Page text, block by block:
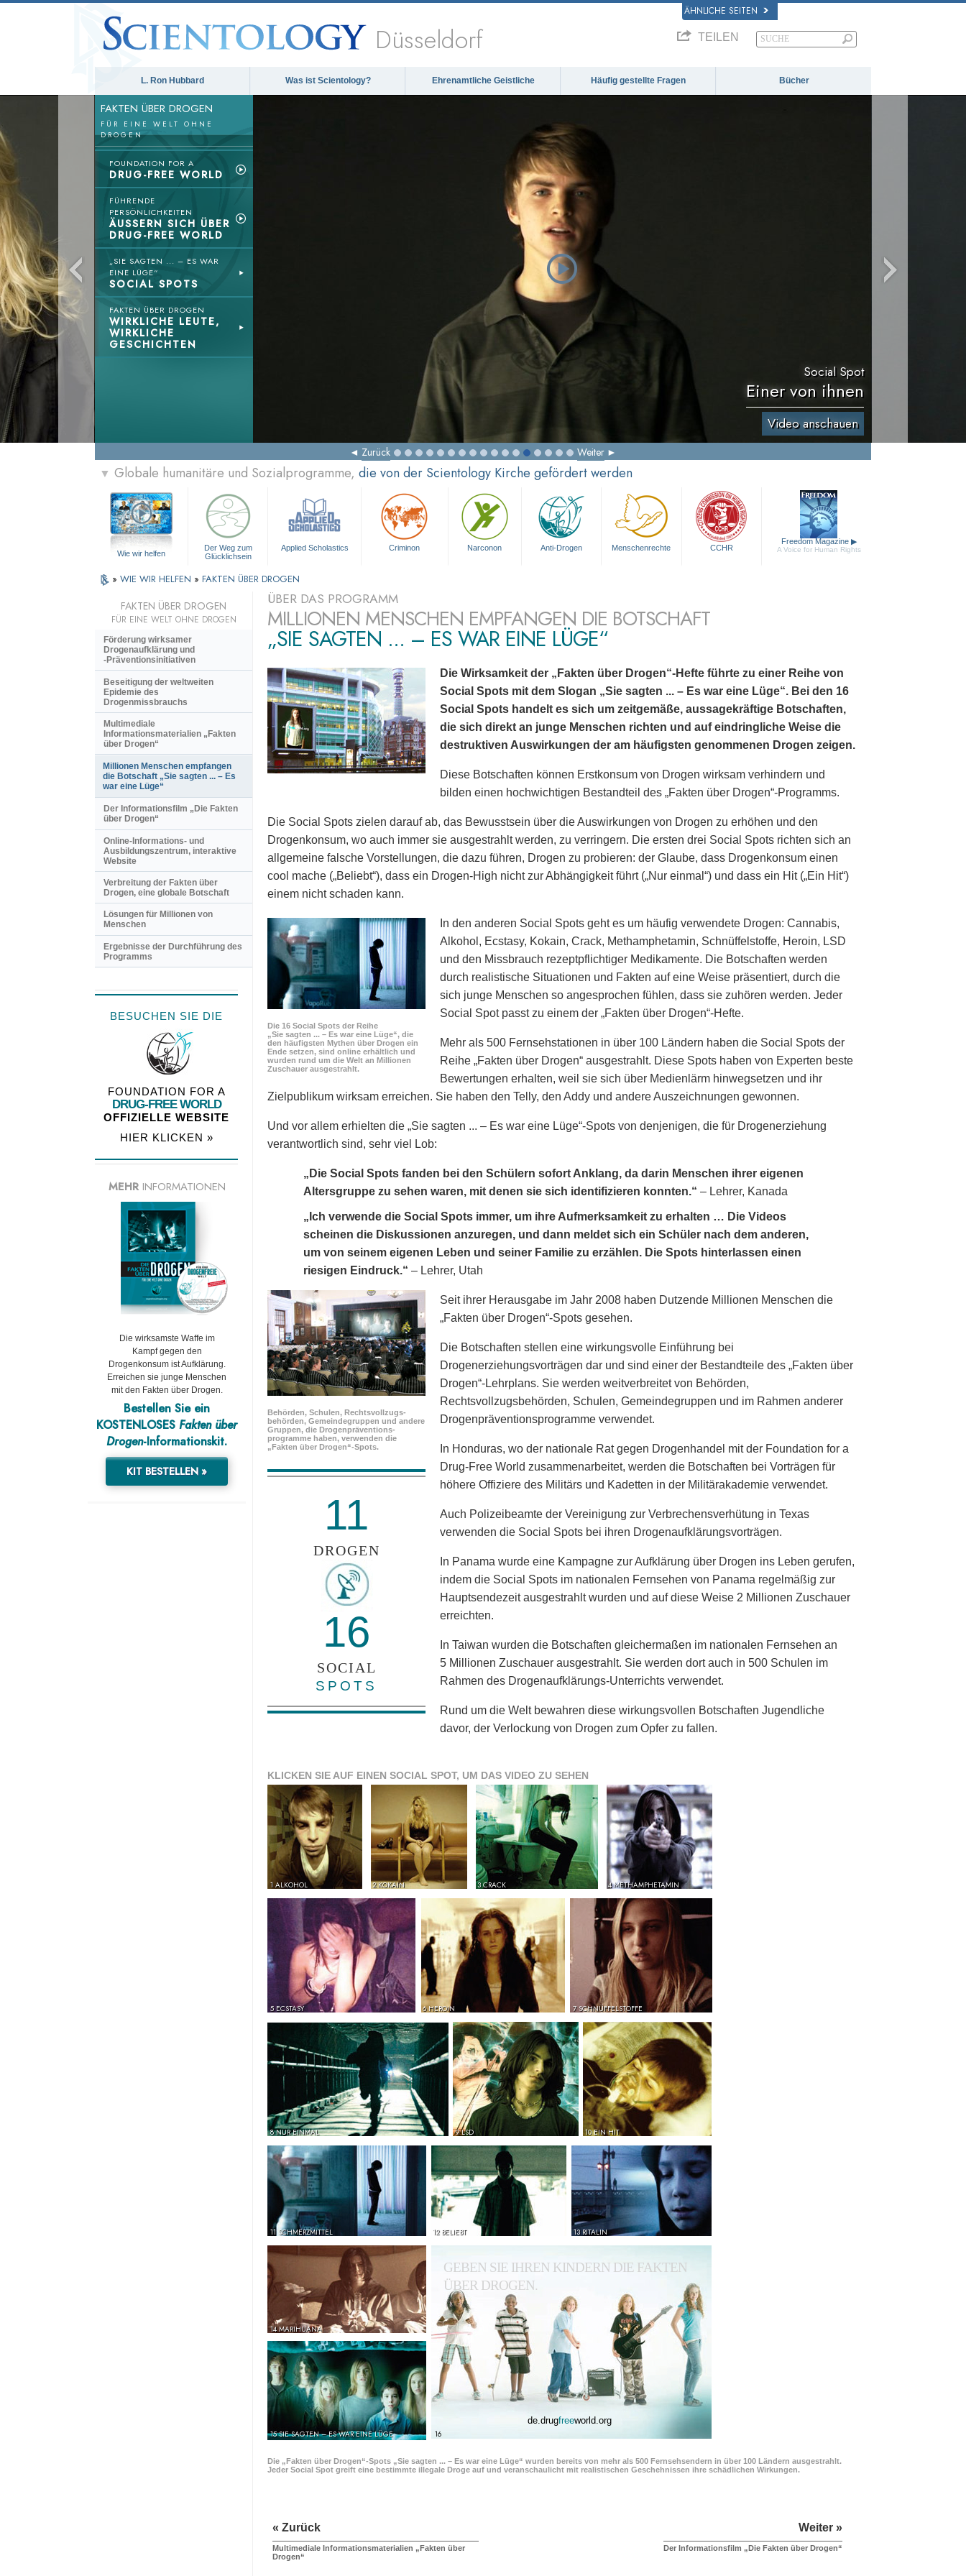
ÄHNLICHE SEITEN
Düsseldorf TEILEN
L. Ron Hubbard Was ist Scientology? Ehrenamtliche Geistliche Häufig gestellte Fragen Bücher
FAKTEN ÜBER DROGEN
FÜR EINE WELT OHNE
DROGEN
FOUNDATION FOR A
DRUG-FREE WORLD
FÜHRENDE
PERSÖNLICHKEITEN
ÄUSSERN SICH ÜBER
DRUG-FREE WORLD
„SIE SAGTEN ... – ES WAR
EINE LÜGE“
SOCIAL SPOTS
FAKTEN ÜBER DROGEN
WIRKLICHE LEUTE,
WIRKLICHE
GESCHICHTEN
Social Spot
Einer von ihnen
Video anschauen
Zurück Weiter
▼ Globale humanitäre und Sozialprogramme, die von der Scientology Kirche gefördert werden
Wie wir helfen
Der Weg zum
Glücklichsein
Applied Scholastics Criminon Narconon Anti-Drogen Menschenrechte CCHR
Freedom Magazine ▶
A Voice for Human Rights
» WIE WIR HELFEN » FAKTEN ÜBER DROGEN
ÜBER DAS PROGRAMM
MILLIONEN MENSCHEN EMPFANGEN DIE BOTSCHAFT
„SIE SAGTEN ... – ES WAR EINE LÜGE“
Die Wirksamkeit der „Fakten über Drogen“-Hefte führte zu einer Reihe von
Social Spots mit dem Slogan „Sie sagten ... – Es war eine Lüge“. Bei den 16
Social Spots handelt es sich um zeitgemäße, aussagekräftige Botschaften,
die sich direkt an junge Menschen richten und auf eindringliche Weise die
destruktiven Auswirkungen der am häufigsten genommenen Drogen zeigen.
Diese Botschaften können Erstkonsum von Drogen wirksam verhindern und
bilden einen hochwichtigen Bestandteil des „Fakten über Drogen“-Programms.
Die Social Spots zielen darauf ab, das Bewusstsein über die Auswirkungen von Drogen zu erhöhen und den
Drogenkonsum, wo auch immer sie ausgestrahlt werden, zu verringern. Die ersten drei Social Spots richten sich an
allgemeine falsche Vorstellungen, die dazu führen, Drogen zu probieren: der Glaube, dass Drogenkonsum einen
cool mache („Beliebt“), dass ein Drogen-High nicht zur Abhängigkeit führt („Nur einmal“) und dass ein Hit („Ein Hit“)
einem nicht schaden kann.
Die 16 Social Spots der Reihe
„Sie sagten ... – Es war eine Lüge“, die
den häufigsten Mythen über Drogen ein
Ende setzen, sind online erhältlich und
wurden rund um die Welt an Millionen
Zuschauer ausgestrahlt.
In den anderen Social Spots geht es um häufig verwendete Drogen: Cannabis,
Alkohol, Ecstasy, Kokain, Crack, Methamphetamin, Schnüffelstoffe, Heroin, LSD
und den Missbrauch rezeptpflichtiger Medikamente. Die Botschaften werden
durch realistische Situationen und Fakten auf eine Weise präsentiert, durch die
sich junge Menschen so angesprochen fühlen, dass sie zuhören werden. Jeder
Social Spot passt zu einem der „Fakten über Drogen“-Hefte.
Mehr als 500 Fernsehstationen in über 100 Ländern haben die Social Spots der
Reihe „Fakten über Drogen“ ausgestrahlt. Diese Spots haben von Experten beste
Bewertungen erhalten, weil sie sich über Medienlärm hinwegsetzen und ihr
Zielpublikum wirksam erreichen. Sie haben den Telly, den Addy und andere Auszeichnungen gewonnen.
Und vor allem erhielten die „Sie sagten ... – Es war eine Lüge“-Spots von denjenigen, die für Drogenerziehung
verantwortlich sind, sehr viel Lob:
„Die Social Spots fanden bei den Schülern sofort Anklang, da darin Menschen ihrer eigenen
Altersgruppe zu sehen waren, mit denen sie sich identifizieren konnten.“ – Lehrer, Kanada
„Ich verwende die Social Spots immer, um ihre Aufmerksamkeit zu erhalten … Die Videos
scheinen die Diskussionen anzuregen, und dann meldet sich ein Schüler nach dem anderen,
um von seinem eigenen Leben und seiner Familie zu erzählen. Die Spots hinterlassen einen
riesigen Eindruck.“ – Lehrer, Utah
Behörden, Schulen, Rechtsvollzugs­
behörden, Gemeindegruppen und andere
Gruppen, die Drogenpräventions­
programme haben, verwenden die
„Fakten über Drogen“-Spots.
11
DROGEN
16
SOCIAL
SPOTS
Seit ihrer Herausgabe im Jahr 2008 haben Dutzende Millionen Menschen die
„Fakten über Drogen“-Spots gesehen.
Die Botschaften stellen eine wirkungsvolle Einführung bei
Drogenerziehungsvorträgen dar und sind einer der Bestandteile des „Fakten über
Drogen“-Lehrplans. Sie werden weitverbreitet von Behörden,
Rechtsvollzugsbehörden, Schulen, Gemeindegruppen und im Rahmen anderer
Drogenpräventionsprogramme verwendet.
In Honduras, wo der nationale Rat gegen Drogenhandel mit der Foundation for a
Drug-Free World zusammenarbeitet, werden die Botschaften bei Vorträgen für
höhere Offiziere des Militärs und Kadetten in der Militärakademie verwendet.
Auch Polizeibeamte der Vereinigung zur Verbrechensverhütung in Texas
verwenden die Social Spots bei ihren Drogenaufklärungsvorträgen.
In Panama wurde eine Kampagne zur Aufklärung über Drogen ins Leben gerufen,
indem die Social Spots im nationalen Fernsehen von Panama regelmäßig zur
Hauptsendezeit ausgestrahlt wurden und auf diese Weise 2 Millionen Zuschauer
erreichten.
In Taiwan wurden die Botschaften gleichermaßen im nationalen Fernsehen an
5 Millionen Zuschauer ausgestrahlt. Sie werden dort auch in 500 Schulen im
Rahmen des Drogenaufklärungs-Unterrichts verwendet.
Rund um die Welt bewahren diese wirkungsvollen Botschaften Jugendliche
davor, der Verlockung von Drogen zum Opfer zu fallen.
KLICKEN SIE AUF EINEN SOCIAL SPOT, UM DAS VIDEO ZU SEHEN
1 ALKOHOL 2 KOKAIN 3 CRACK 4 METHAMPHETAMIN
5 ECSTASY 6 HEROIN 7 SCHNÜFFELSTOFFE
8 NUR EINMAL 9 LSD 10 EIN HIT
11 SCHMERZMITTEL 12 BELIEBT 13 RITALIN
14 MARIHUANA
15 SIE SAGTEN – ES WAR EINE LÜGE 16
GEBEN SIE IHREN KINDERN DIE FAKTEN
ÜBER DROGEN.
de.drugfreeworld.org
Die „Fakten über Drogen“-Spots „Sie sagten ... – Es war eine Lüge“ wurden bereits von mehr als 500 Fernsehsendern in über 100 Ländern ausgestrahlt.
Jeder Social Spot greift eine bestimmte illegale Droge auf und veranschaulicht mit realistischen Geschehnissen ihre schädlichen Wirkungen.
« Zurück
Multimediale Informationsmaterialien „Fakten über
Drogen“
Weiter »
Der Informationsfilm „Die Fakten über Drogen“
FAKTEN ÜBER DROGEN
FÜR EINE WELT OHNE DROGEN
Förderung wirksamer
Drogenaufklärung und
-Präventionsinitiativen
Beseitigung der weltweiten
Epidemie des
Drogenmissbrauchs
Multimediale
Informationsmaterialien „Fakten
über Drogen“
Millionen Menschen empfangen
die Botschaft „Sie sagten ... – Es
war eine Lüge“
Der Informationsfilm „Die Fakten
über Drogen“
Online-Informations- und
Ausbildungszentrum, interaktive
Website
Verbreitung der Fakten über
Drogen, eine globale Botschaft
Lösungen für Millionen von
Menschen
Ergebnisse der Durchführung des
Programms
BESUCHEN SIE DIE
FOUNDATION FOR A
DRUG-FREE WORLD
OFFIZIELLE WEBSITE
HIER KLICKEN »
MEHR INFORMATIONEN
Die wirksamste Waffe im
Kampf gegen den
Drogenkonsum ist Aufklärung.
Erreichen sie junge Menschen
mit den Fakten über Drogen.
Bestellen Sie ein
KOSTENLOSES Fakten über
Drogen-Informationskit.
KIT BESTELLEN »